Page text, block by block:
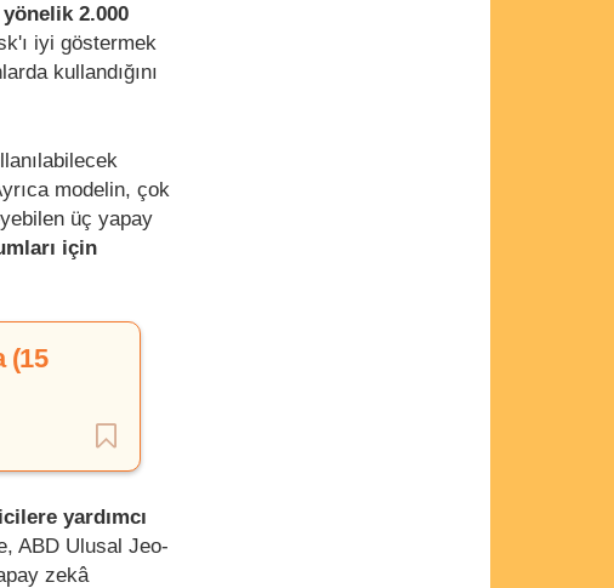
2.000
iyi göstermek
kullandığını
modelin, çok
üç yapay
için
(15
yardımcı
ABD Ulusal Jeo-
zekâ